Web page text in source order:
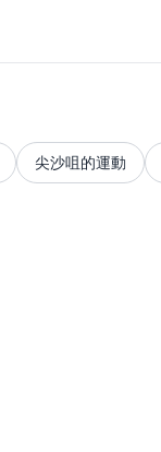
尖沙咀的運動